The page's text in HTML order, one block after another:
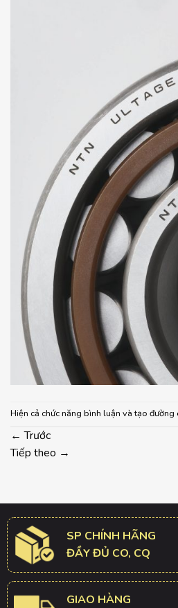
Hiện cả chức năng bình luận và tạo đường
← Trước
Tiếp theo →
SP CHÍNH HÃNG
ĐẦY ĐỦ CO, CQ
GIAO HÀNG